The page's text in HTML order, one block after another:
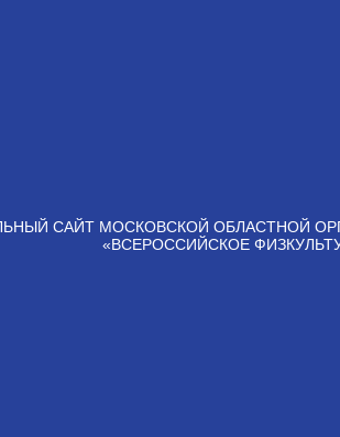
САЙТ МОСКОВСКОЙ ОБЛАСТНОЙ
«ВСЕРОССИЙСКОЕ